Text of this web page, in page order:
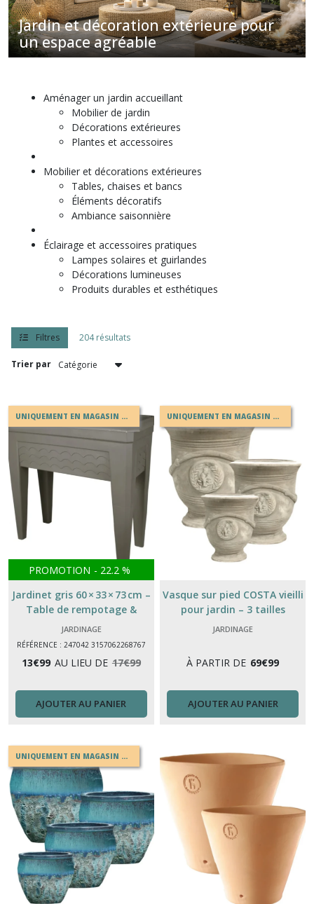
Jardin et décoration extérieure pour
un espace agréable
Aménager un jardin accueillant
Mobilier de jardin
Décorations extérieures
Plantes et accessoires
Mobilier et décorations extérieures
Tables, chaises et bancs
Éléments décoratifs
Ambiance saisonnière
Éclairage et accessoires pratiques
Lampes solaires et guirlandes
Décorations lumineuses
Produits durables et esthétiques
Filtres 204 résultats
Trier par
UNIQUEMENT EN MAGASIN OU EN DRIVE
PROMOTION - 22.2 %
Jardinet gris 60 × 33 × 73 cm –
Table de rempotage &
jardinière balcon jardin
JARDINAGE
RÉFÉRENCE : 247042 3157062268767
13€99 AU LIEU DE 17€99
AJOUTER AU PANIER
UNIQUEMENT EN MAGASIN OU EN DRIVE
Vasque sur pied COSTA vieilli
pour jardin – 3 tailles
disponibles (H32 à 68 cm)
JARDINAGE
À PARTIR DE 69€99
AJOUTER AU PANIER
UNIQUEMENT EN MAGASIN OU EN DRIVE
de
jardin
(10)
fauteuils
Tables
de
Barbecue,
accessoires
de
jardin
(19)
voiles
d'ombrage
(20)
lampe
Extérieure
Hamac,
(8)
ventilateurs,
Brumisateurs
Coussin
extérieur
(17)
Camping
(19)
Paella